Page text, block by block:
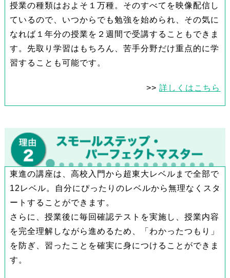
授業の種類はおよそ１万種。そのすべてを映像配信し
ているので、いつからでも勉強を始められ、その気に
なれば１年分の授業を２週間で受講することもできま
す。先取り学習はもちろん、苦手分野だけ重点的に学
習することも可能です。
>>詳しくはこちら
東進の講座は、高校入門から超東大レベルまで全部で
12レベル。自分にぴったりのレベルから無理なくスタ
ートすることができます。
さらに、授業後に毎回確認テストを実施し、授業内容
を完全理解しながら進めるため、「わかったつもり」
を防ぎ、習ったことを確実に身につけることができま
す。